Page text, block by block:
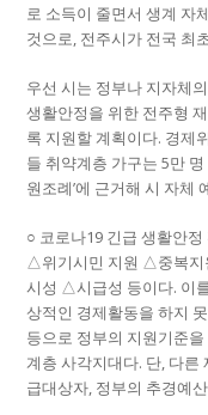
로 소득이 줄면서 생계 자
것으로, 전주시가 전국 최
우선 시는 정부나 지자체
생활안정을 위한 전주형
록 지원할 계획이다. 경제
들 취약계층 가구는 5만
원조례’에 근거해 시 자체
○ 코로나19 긴급 생활안
△위기시민 지원 △중복
시성 △시급성 등이다. 이
상적인 경제활동을 하지
등으로 정부의 지원기준
계층 사각지대다. 단, 다른
급대상자, 정부의 추경예